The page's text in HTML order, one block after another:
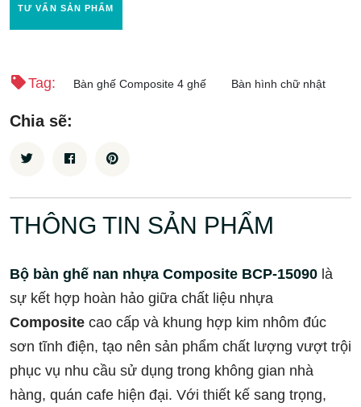
TƯ VẤN SẢN PHẨM
Tag: Bàn ghế Composite 4 ghế Bàn hình chữ nhật
Chia sẽ:
THÔNG TIN SẢN PHẨM
Bộ bàn ghế nan nhựa Composite BCP-15090 là
sự kết hợp hoàn hảo giữa chất liệu nhựa
Composite cao cấp và khung hợp kim nhôm đúc
sơn tĩnh điện, tạo nên sản phẩm chất lượng vượt trội
phục vụ nhu cầu sử dụng trong không gian nhà
hàng, quán cafe hiện đại. Với thiết kế sang trọng,